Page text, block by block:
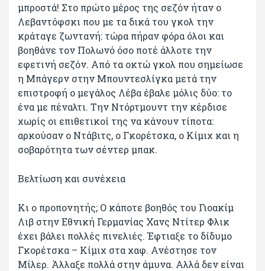
μπροστά! Στο πρώτο μέρος της σεζόν ήταν ο
Λεβαντόφσκι που με τα δικά του γκολ την
κράταγε ζωντανή: τώρα πήραν φόρα όλοι και
βοηθάνε τον Πολωνό όσο ποτέ άλλοτε την
εφετινή σεζόν. Από τα οκτώ γκολ που σημείωσε
η Μπάγερν στην Μπουντεσλίγκα μετά την
επιστροφή ο μεγάλος Λέβα έβαλε μόλις δύο: το
ένα με πέναλτι. Την Ντόρτμουντ την κέρδισε
χωρίς οι επιθετικοί της να κάνουν τίποτα:
αρκούσαν ο Ντάβιτς, ο Γκορέτσκα, ο Κίμιχ και η
σοβαρότητα των σέντερ μπακ.
Βελτίωση και συνέχεια
Κι ο προπονητής; Ο κάποτε βοηθός του Γιοακίμ
Λιβ στην Εθνική Γερμανίας Χανς Ντίτερ Φλικ
έχει βάλει πολλές πινελιές. Έφτιαξε το δίδυμο
Γκορέτσκα – Κίμιχ στα χαφ. Ανέστησε τον
Μίλερ. Άλλαξε πολλά στην άμυνα. Αλλά δεν είναι